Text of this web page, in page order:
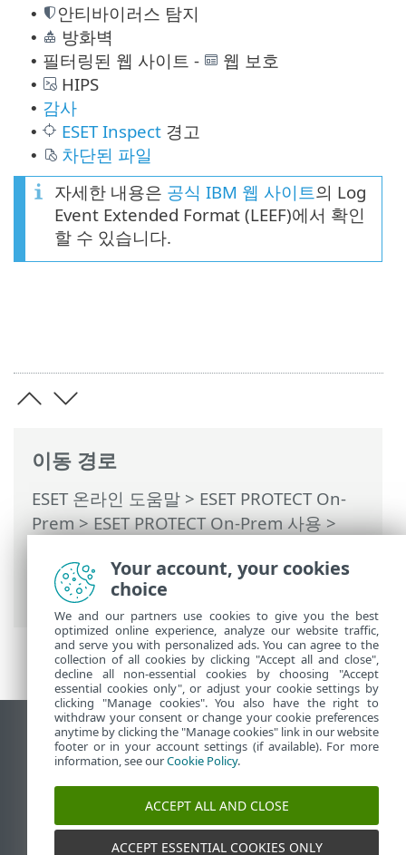
이동 경로
ESET 온라인 도움말 > ESET PROTECT On-
Prem>ESET PROTECT On-Prem 사용>
>Syslog로 로그 내보내기> LEEF 형식으
로 내보낸 이벤트
• 안티바이러스 탐지
• 방화벽
• 필터링된 웹 사이트 - 웹 보호
• HIPS
• 감사
• ESET Inspect 경고
•
차단된 파일
자세한 내용은 공식 IBM 웹 사이트의 Log
Event Extended Format (LEEF)에서 확인
할 수 있습니다.
데스크톱 사이트 보기
End of Life
ESET 지식 베이스
ESET Status Portal
Your account, your cookies
choice
We and our partners use cookies to give you the best
optimized online experience, analyze our website traffic,
and serve you with personalized ads. You can agree to the
collection of all cookies by clicking "Accept all and close",
decline all non-essential cookies by choosing "Accept
essential cookies only", or adjust your cookie settings by
clicking "Manage cookies". You also have the right to
withdraw your consent or change your cookie preferences
anytime by clicking the "Manage cookies" link in our website
footer or in your account settings (if available). For more
information, see ourCookie Policy.
ACCEPT ALL AND CLOSE
ACCEPT ESSENTIAL COOKIES ONLY